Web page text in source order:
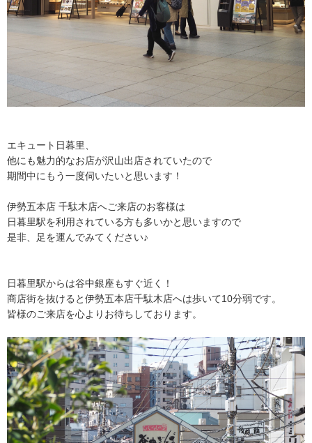
エキュート日暮里、
他にも魅力的なお店が沢山出店されていたので
期間中にもう一度伺いたいと思います！
伊勢五本店 千駄木店へご来店のお客様は
日暮里駅を利用されている方も多いかと思いますので
是非、足を運んでみてください♪
日暮里駅からは谷中銀座もすぐ近く！
商店街を抜けると伊勢五本店千駄木店へは歩いて10分弱です。
皆様のご来店を心よりお待ちしております。